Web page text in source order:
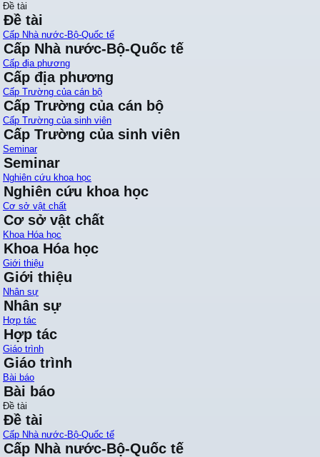
Đề tài
Đề tài
Cấp Nhà nước-Bộ-Quốc tế
Cấp Nhà nước-Bộ-Quốc tế
Cấp địa phương
Cấp địa phương
Cấp Trường của cán bộ
Cấp Trường của cán bộ
Cấp Trường của sinh viên
Cấp Trường của sinh viên
Seminar
Seminar
Nghiên cứu khoa học
Nghiên cứu khoa học
Cơ sở vật chất
Cơ sở vật chất
Khoa Hóa học
Khoa Hóa học
Giới thiệu
Giới thiệu
Nhân sự
Nhân sự
Hợp tác
Hợp tác
Giáo trình
Giáo trình
Bài báo
Bài báo
Đề tài
Đề tài
Cấp Nhà nước-Bộ-Quốc tế
Cấp Nhà nước-Bộ-Quốc tế